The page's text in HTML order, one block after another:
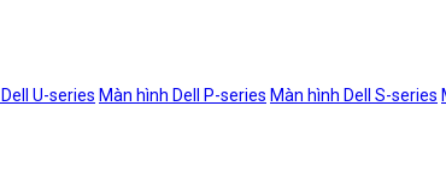
U-series Màn hình Dell P-series Màn hình Dell S-series